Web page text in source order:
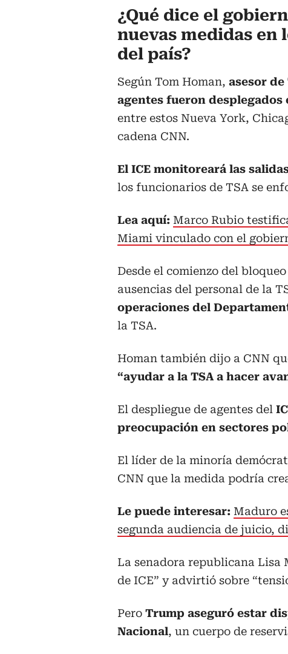
¿Qué dice el
nuevas medidas en
del país?
Según Tom Homan, asesor
agentes fueron desplegados
entre estos Nueva York,
cadena CNN.
El ICE monitoreará las
los funcionarios de TSA se
Lea aquí: Marco Rubio
Miami vinculado con el
Desde el comienzo del
ausencias del personal de la
operaciones del
la TSA.
Homan también dijo a CNN
“ayudar a la TSA a hacer
El despliegue de agentes del
preocupación en sectores
El líder de la minoría
CNN que la medida podría
Le puede interesar: Maduro
segunda audiencia de juicio,
La senadora republicana Lisa
de ICE” y advirtió sobre
Pero Trump aseguró estar
Nacional, un cuerpo de